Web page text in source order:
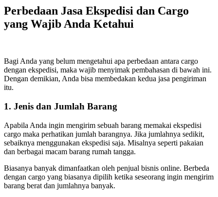
Perbedaan Jasa Ekspedisi dan Cargo
yang Wajib Anda Ketahui
Bagi Anda yang belum mengetahui apa perbedaan antara cargo
dengan ekspedisi, maka wajib menyimak pembahasan di bawah ini.
Dengan demikian, Anda bisa membedakan kedua jasa pengiriman
itu.
1. Jenis dan Jumlah Barang
Apabila Anda ingin mengirim sebuah barang memakai ekspedisi
cargo maka perhatikan jumlah barangnya. Jika jumlahnya sedikit,
sebaiknya menggunakan ekspedisi saja. Misalnya seperti pakaian
dan berbagai macam barang rumah tangga.
Biasanya banyak dimanfaatkan oleh penjual bisnis online. Berbeda
dengan cargo yang biasanya dipilih ketika seseorang ingin mengirim
barang berat dan jumlahnya banyak.